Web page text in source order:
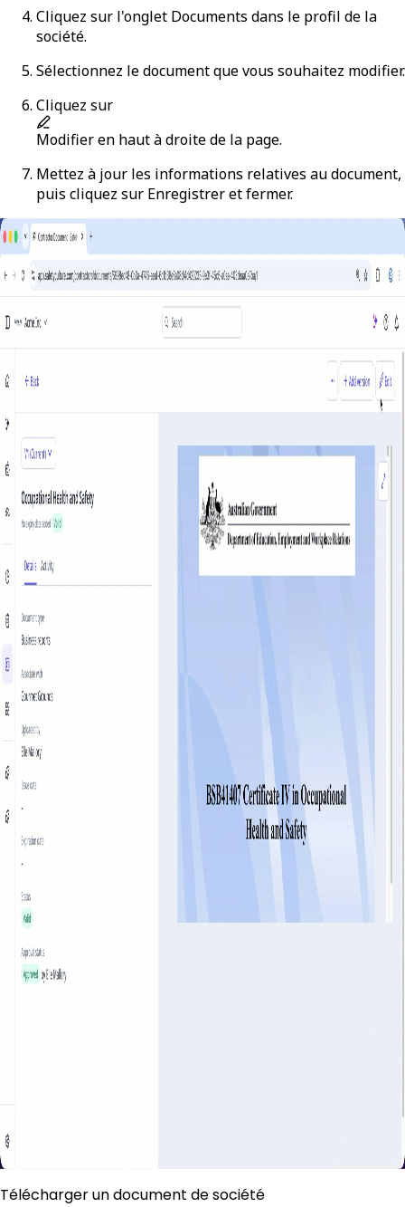
Cliquez sur l'onglet Documents dans le profil de la
société.
Sélectionnez le document que vous souhaitez modifier.
Cliquez sur
Modifieren haut à droite de la page.
Mettez à jour les informations relatives au document,
puis cliquez sur Enregistrer et fermer.
Télécharger un document de société